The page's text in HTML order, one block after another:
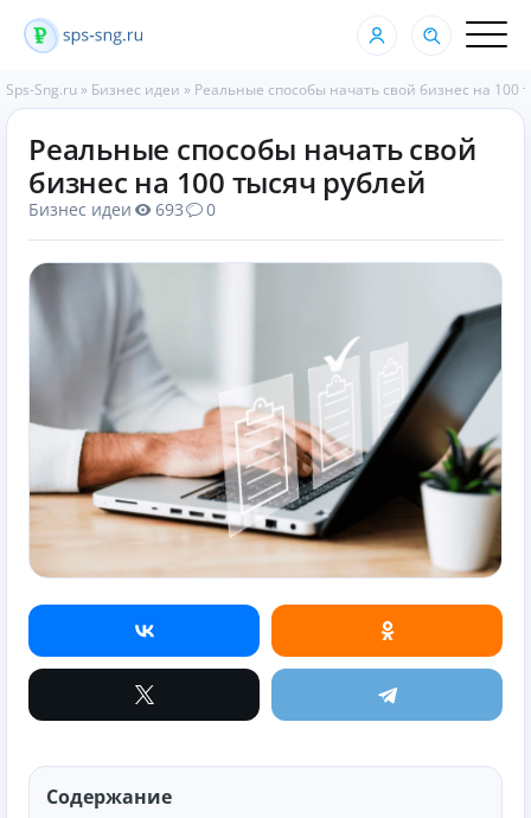
Sps-Sng.ru » Бизнес идеи » Реальные способы начать свой бизнес на 100
Реальные способы начать свой
бизнес на 100 тысяч рублей
Бизнес идеи 693 0
Содержание